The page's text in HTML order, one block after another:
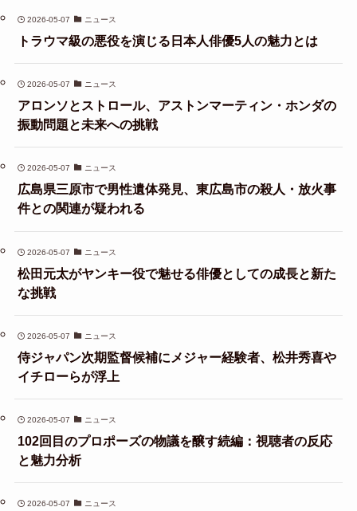
2026-05-07 ニュース
トラウマ級の悪役を演じる日本人俳優5人の魅力とは
2026-05-07 ニュース
アロンソとストロール、アストンマーティン・ホンダの
振動問題と未来への挑戦
2026-05-07 ニュース
広島県三原市で男性遺体発見、東広島市の殺人・放火事
件との関連が疑われる
2026-05-07 ニュース
松田元太がヤンキー役で魅せる俳優としての成長と新た
な挑戦
2026-05-07 ニュース
侍ジャパン次期監督候補にメジャー経験者、松井秀喜や
イチローらが浮上
2026-05-07 ニュース
102回目のプロポーズの物議を醸す続編：視聴者の反応
と魅力分析
2026-05-07 ニュース